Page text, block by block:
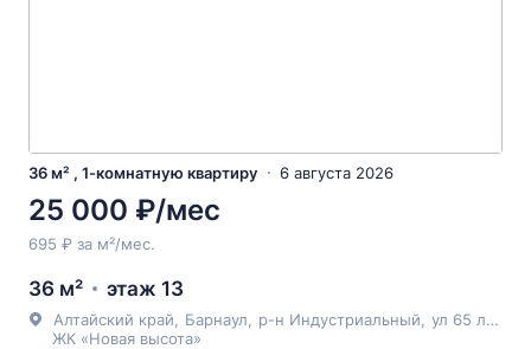
36 м² , 1-комнатную квартиру 6 августа 2026
25 000 ₽/мес
695 ₽ за м²/мес.
36 м² этаж 13
Алтайский край Барнаул р-н Индустриальный
ул 65 лет Победы
ЖК «Новая высота»